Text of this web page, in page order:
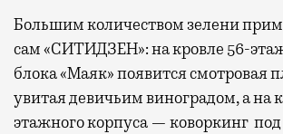
Большим количеством зелени
сам «СИТИДЗЕН»: на кровле 56-
блока «Маяк» появится смотровая
увитая девичьим виноградом, а на
этажного корпуса — коворкинг